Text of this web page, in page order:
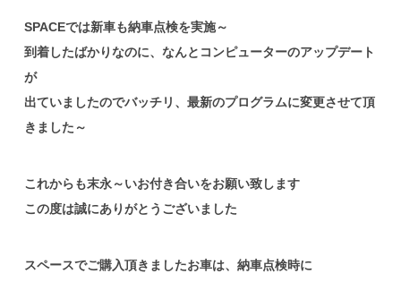
SPACEでは新車も納車点検を実施～
到着したばかりなのに、なんとコンピューターのアップデート
が
出ていましたのでバッチリ、最新のプログラムに変更させて頂
きました～
これからも末永～いお付き合いをお願い致します
この度は誠にありがとうございました
スペースでご購入頂きましたお車は、納車点検時に